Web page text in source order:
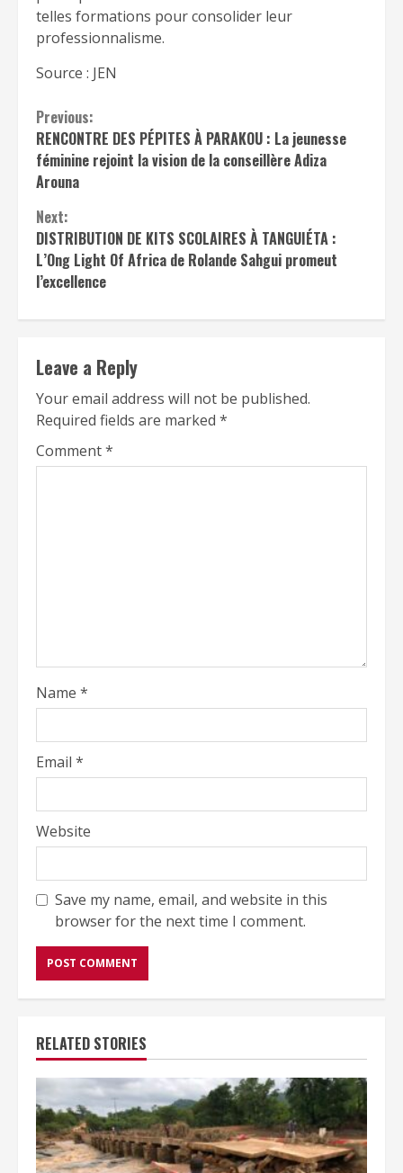
telles formations pour consolider leur
professionnalisme.
Source : JEN
Continue
Reading
Previous:
RENCONTRE DES PÉPITES À PARAKOU : La jeunesse
féminine rejoint la vision de la conseillère Adiza
Arouna
Next:
DISTRIBUTION DE KITS SCOLAIRES À TANGUIÉTA :
L’Ong Light Of Africa de Rolande Sahgui promeut
l’excellence
Leave a Reply
Your email address will not be published.
Required fields are marked *
Comment*
Name *
Email *
Website
Save my name, email, and website in this
browser for the next time I comment.
RELATED STORIES